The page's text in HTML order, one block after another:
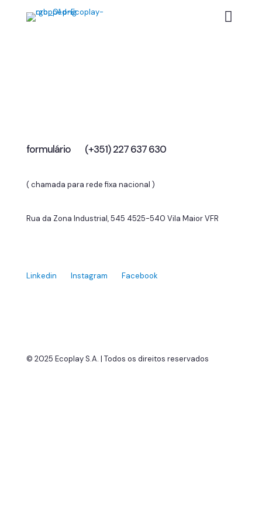
formulário (+351) 227 637 630
( chamada para rede fixa nacional )
Rua da Zona Industrial, 545 4525-540 Vila Maior VFR
Linkedin Instagram Facebook
© 2025 Ecoplay S.A. | Todos os direitos reservados